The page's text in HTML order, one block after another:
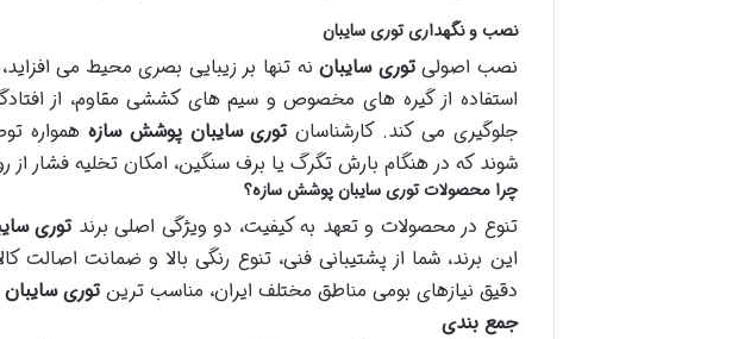
نصب و نگهداری توری سایبان
نصب اصولیتوری سایباننه تنها بر زیبایی بصری محیط می
استفاده از گیره های مخصوص و سیم های کششی مقاوم، از
جلوگیری می کند. کارشناسان توری سایبان پوشش سازه همواره
شوند که در هنگام بارش تگرگ یا برف سنگین، امکان تخلیه فشار از
چرا محصولات توری سایبان پوشش سازه؟
تنوع در محصولات و تعهد به کیفیت، دو ویژگی اصلی برند توری
این برند، شما از پشتیبانی فنی، تنوع رنگی بالا و ضمانت اصالت
دقیق نیازهای بومی مناطق مختلف ایران، مناسب ترینتوری سایبان
جمع بندی